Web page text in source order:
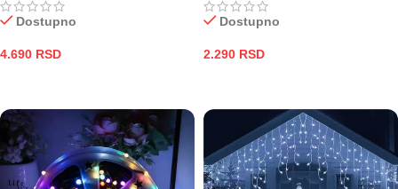
Dostupno
4.690 RSD
Dostupno
2.290 RSD